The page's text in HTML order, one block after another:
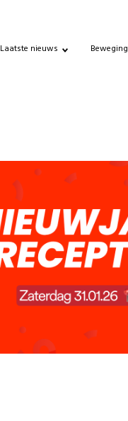
Laatste nieuws Beweging